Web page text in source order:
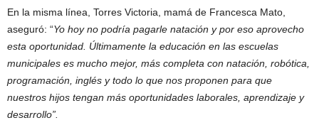
En la misma línea, Torres Victoria, mamá de Francesca Mato,
aseguró: “Yo hoy no podría pagarle natación y por eso aprovecho
esta oportunidad. Últimamente la educación en las escuelas
municipales es mucho mejor, más completa con natación, robótica,
programación, inglés y todo lo que nos proponen para que
nuestros hijos tengan más oportunidades laborales, aprendizaje y
desarrollo”.